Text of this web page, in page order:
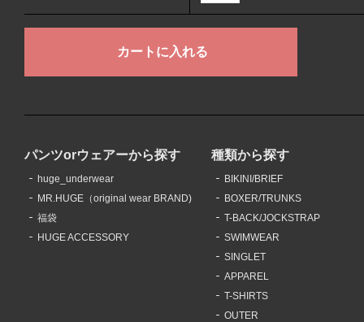
パンツorウェアーから探す
huge_underwear
MR.HUGE（original wear BRAND)
福袋
HUGE ACCESSORY
種類から探す
BIKINI/BRIEF
BOXER/TRUNKS
T-BACK/JOCKSTRAP
SWIMWEAR
SINGLET
APPAREL
T-SHIRTS
OUTER